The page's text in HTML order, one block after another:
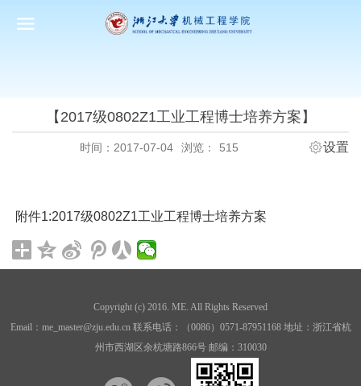
【2017级0802Z1工业工程博士培养方案】
时间：2017-07-04 浏览： 515 设置
附件1:2017级0802Z1工业工程博士培养方案
Copyright (c) 2016. ME. All Rights Reserved
Email：me_master@zju.edu.cn 联系电话：（0086）0571-87951168 地址：浙江省杭
州市西湖区余杭塘路866号 邮编：310030